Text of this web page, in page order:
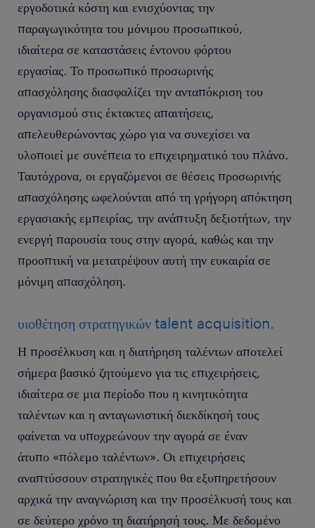
εργοδοτικά κόστη και ενισχύοντας την
παραγωγικότητα του μόνιμου προσωπικού,
ιδιαίτερα σε καταστάσεις έντονου φόρτου
εργασίας. Το προσωπικό προσωρινής
απασχόλησης διασφαλίζει την ανταπόκριση του
οργανισμού στις έκτακτες απαιτήσεις,
απελευθερώνοντας χώρο για να συνεχίσει να
υλοποιεί με συνέπεια το επιχειρηματικό του πλάνο.
Ταυτόχρονα, οι εργαζόμενοι σε θέσεις προσωρινής
απασχόλησης ωφελούνται από τη γρήγορη απόκτηση
εργασιακής εμπειρίας, την ανάπτυξη δεξιοτήτων, την
ενεργή παρουσία τους στην αγορά, καθώς και την
προοπτική να μετατρέψουν αυτή την ευκαιρία σε
μόνιμη απασχόληση.
υιοθέτηση στρατηγικών talent acquisition.
Η προσέλκυση και η διατήρηση ταλέντων αποτελεί
σήμερα βασικό ζητούμενο για τις επιχειρήσεις,
ιδιαίτερα σε μια περίοδο που η κινητικότητα
ταλέντων και η ανταγωνιστική διεκδίκησή τους
φαίνεται να υποχρεώνουν την αγορά σε έναν
άτυπο «πόλεμο ταλέντων». Οι επιχειρήσεις
αναπτύσσουν στρατηγικές που θα εξυπηρετήσουν
αρχικά την αναγνώριση και την προσέλκυσή τους και
σε δεύτερο χρόνο τη διατήρησή τους. Με δεδομένο